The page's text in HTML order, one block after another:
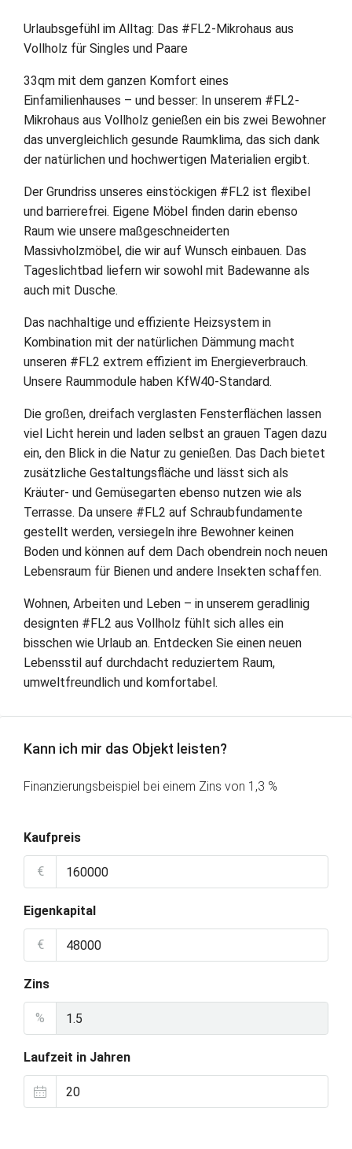
Urlaubsgefühl im Alltag: Das #FL2-Mikrohaus aus
Vollholz für Singles und Paare
33qm mit dem ganzen Komfort eines
Einfamilienhauses – und besser: In unserem #FL2-
Mikrohaus aus Vollholz genießen ein bis zwei Bewohner
das unvergleichlich gesunde Raumklima, das sich dank
der natürlichen und hochwertigen Materialien ergibt.
Der Grundriss unseres einstöckigen #FL2 ist flexibel
und barrierefrei. Eigene Möbel finden darin ebenso
Raum wie unsere maßgeschneiderten
Massivholzmöbel, die wir auf Wunsch einbauen. Das
Tageslichtbad liefern wir sowohl mit Badewanne als
auch mit Dusche.
Das nachhaltige und effiziente Heizsystem in
Kombination mit der natürlichen Dämmung macht
unseren #FL2 extrem effizient im Energieverbrauch.
Unsere Raummodule haben KfW40-Standard.
Die großen, dreifach verglasten Fensterflächen lassen
viel Licht herein und laden selbst an grauen Tagen dazu
ein, den Blick in die Natur zu genießen. Das Dach bietet
zusätzliche Gestaltungsfläche und lässt sich als
Kräuter- und Gemüsegarten ebenso nutzen wie als
Terrasse. Da unsere #FL2 auf Schraubfundamente
gestellt werden, versiegeln ihre Bewohner keinen
Boden und können auf dem Dach obendrein noch neuen
Lebensraum für Bienen und andere Insekten schaffen.
Wohnen, Arbeiten und Leben – in unserem geradlinig
designten #FL2 aus Vollholz fühlt sich alles ein
bisschen wie Urlaub an. Entdecken Sie einen neuen
Lebensstil auf durchdacht reduziertem Raum,
umweltfreundlich und komfortabel.
Kann ich mir das Objekt leisten?
Finanzierungsbeispiel bei einem Zins von 1,3 %
Kaufpreis
€
Eigenkapital
€
Zins
%
Laufzeit in Jahren